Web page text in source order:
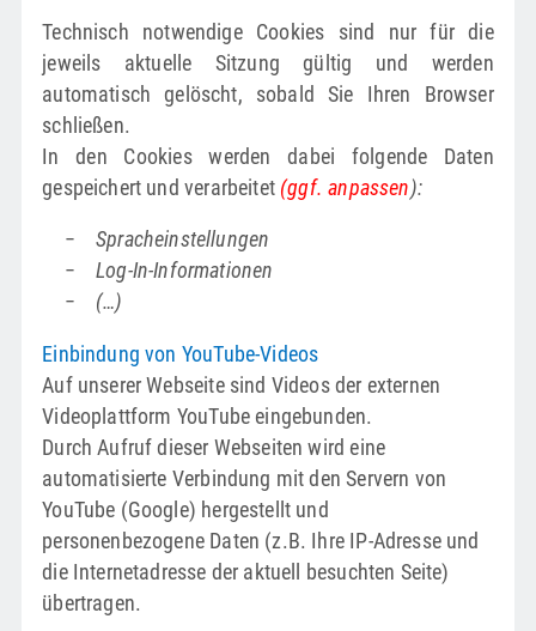
Technisch notwendige Cookies sind nur für die
jeweils aktuelle Sitzung gültig und werden
automatisch gelöscht, sobald Sie Ihren Browser
schließen.
In den Cookies werden dabei folgende Daten
gespeichert und verarbeitet (ggf. anpassen ):
− Spracheinstellungen
− Log-In-Informationen
− (…)
Einbindung von YouTube-Videos
Auf unserer Webseite sind Videos der externen
Videoplattform YouTube eingebunden.
Durch Aufruf dieser Webseiten wird eine
automatisierte Verbindung mit den Servern von
YouTube (Google) hergestellt und
personenbezogene Daten (z.B. Ihre IP-Adresse und
die Internetadresse der aktuell besuchten Seite)
übertragen.